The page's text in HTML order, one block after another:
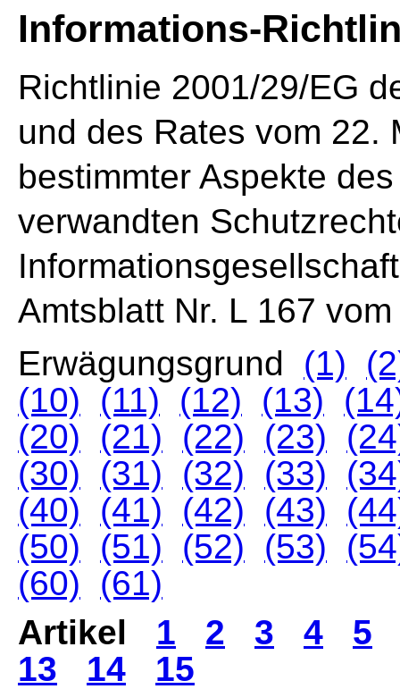
Informations-
Richtlinie 2001/29/EG
und des Rates vom 22.
bestimmter Aspekte
verwandten
Informationsgesellschaft
Amtsblatt Nr. L 167
Erwägungsgrund (1)
(10)
(11) (12) (13)
(20)
(21) (22) (23)
(30)
(31) (32) (33)
(40)
(41) (42) (43)
(50)
(51) (52) (53)
(60)
(61)
Artikel 1 2 3 4
5
13
14 15